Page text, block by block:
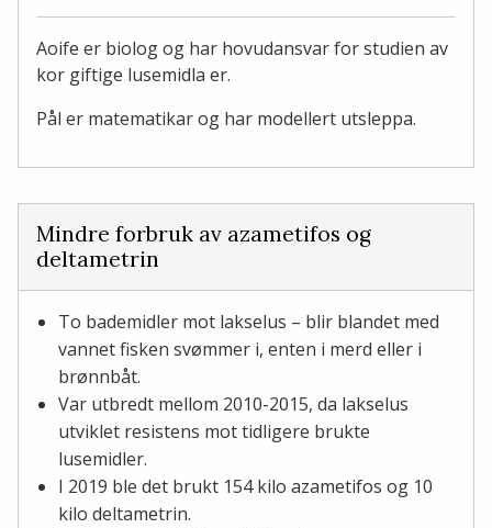
Aoife er biolog og har hovudansvar for studien av
kor giftige lusemidla er.
Pål er matematikar og har modellert utsleppa.
Mindre forbruk av azametifos og
deltametrin
To bademidler mot lakselus – blir blandet med
vannet fisken svømmer i, enten i merd eller i
brønnbåt.
Var utbredt mellom 2010-2015, da lakselus
utviklet resistens mot tidligere brukte
lusemidler.
I 2019 ble det brukt 154 kilo azametifos og 10
kilo deltametrin.